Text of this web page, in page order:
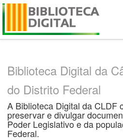
Skip
Biblioteca Digital da
do Distrito Federal
A Biblioteca Digital da CLDF
preservar e divulgar
Poder Legislativo e da
Federal.